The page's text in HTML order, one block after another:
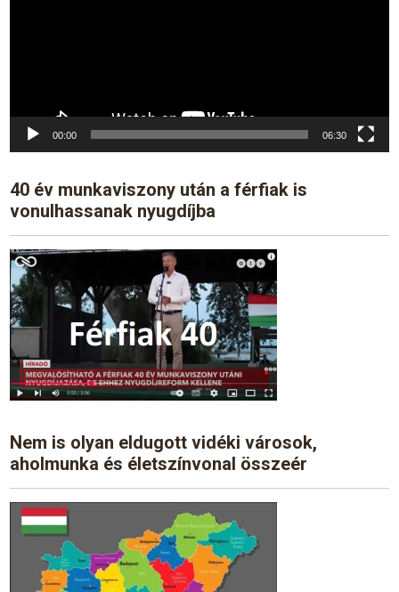
00:00 06:30
40 év munkaviszony után a férfiak is
vonulhassanak nyugdíjba
Nem is olyan eldugott vidéki városok,
aholmunka és életszínvonal összeér